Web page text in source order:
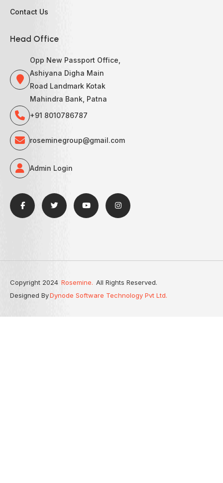
Contact Us
Head Office
Opp New Passport Office,
Ashiyana Digha Main
Road Landmark Kotak
Mahindra Bank, Patna
+91 8010786787
roseminegroup@gmail.com
Admin Login
Copyright 2024 Rosemine. All Rights Reserved.
Designed ByDynode Software Technology Pvt Ltd.